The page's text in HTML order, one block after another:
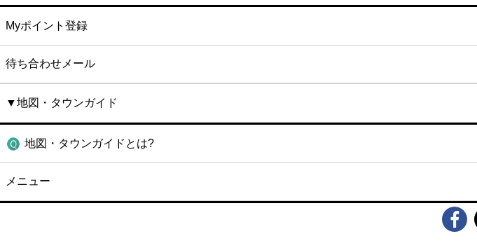
Myポイント登録
待ち合わせメール
▼地図・タウンガイド
地図・タウンガイドとは?
メニュー